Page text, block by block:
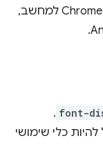
ניסיוניות של פלטפורמת אינטרנט' ב-Chrome 49 למחשב,
font-
.
כלי שימושי